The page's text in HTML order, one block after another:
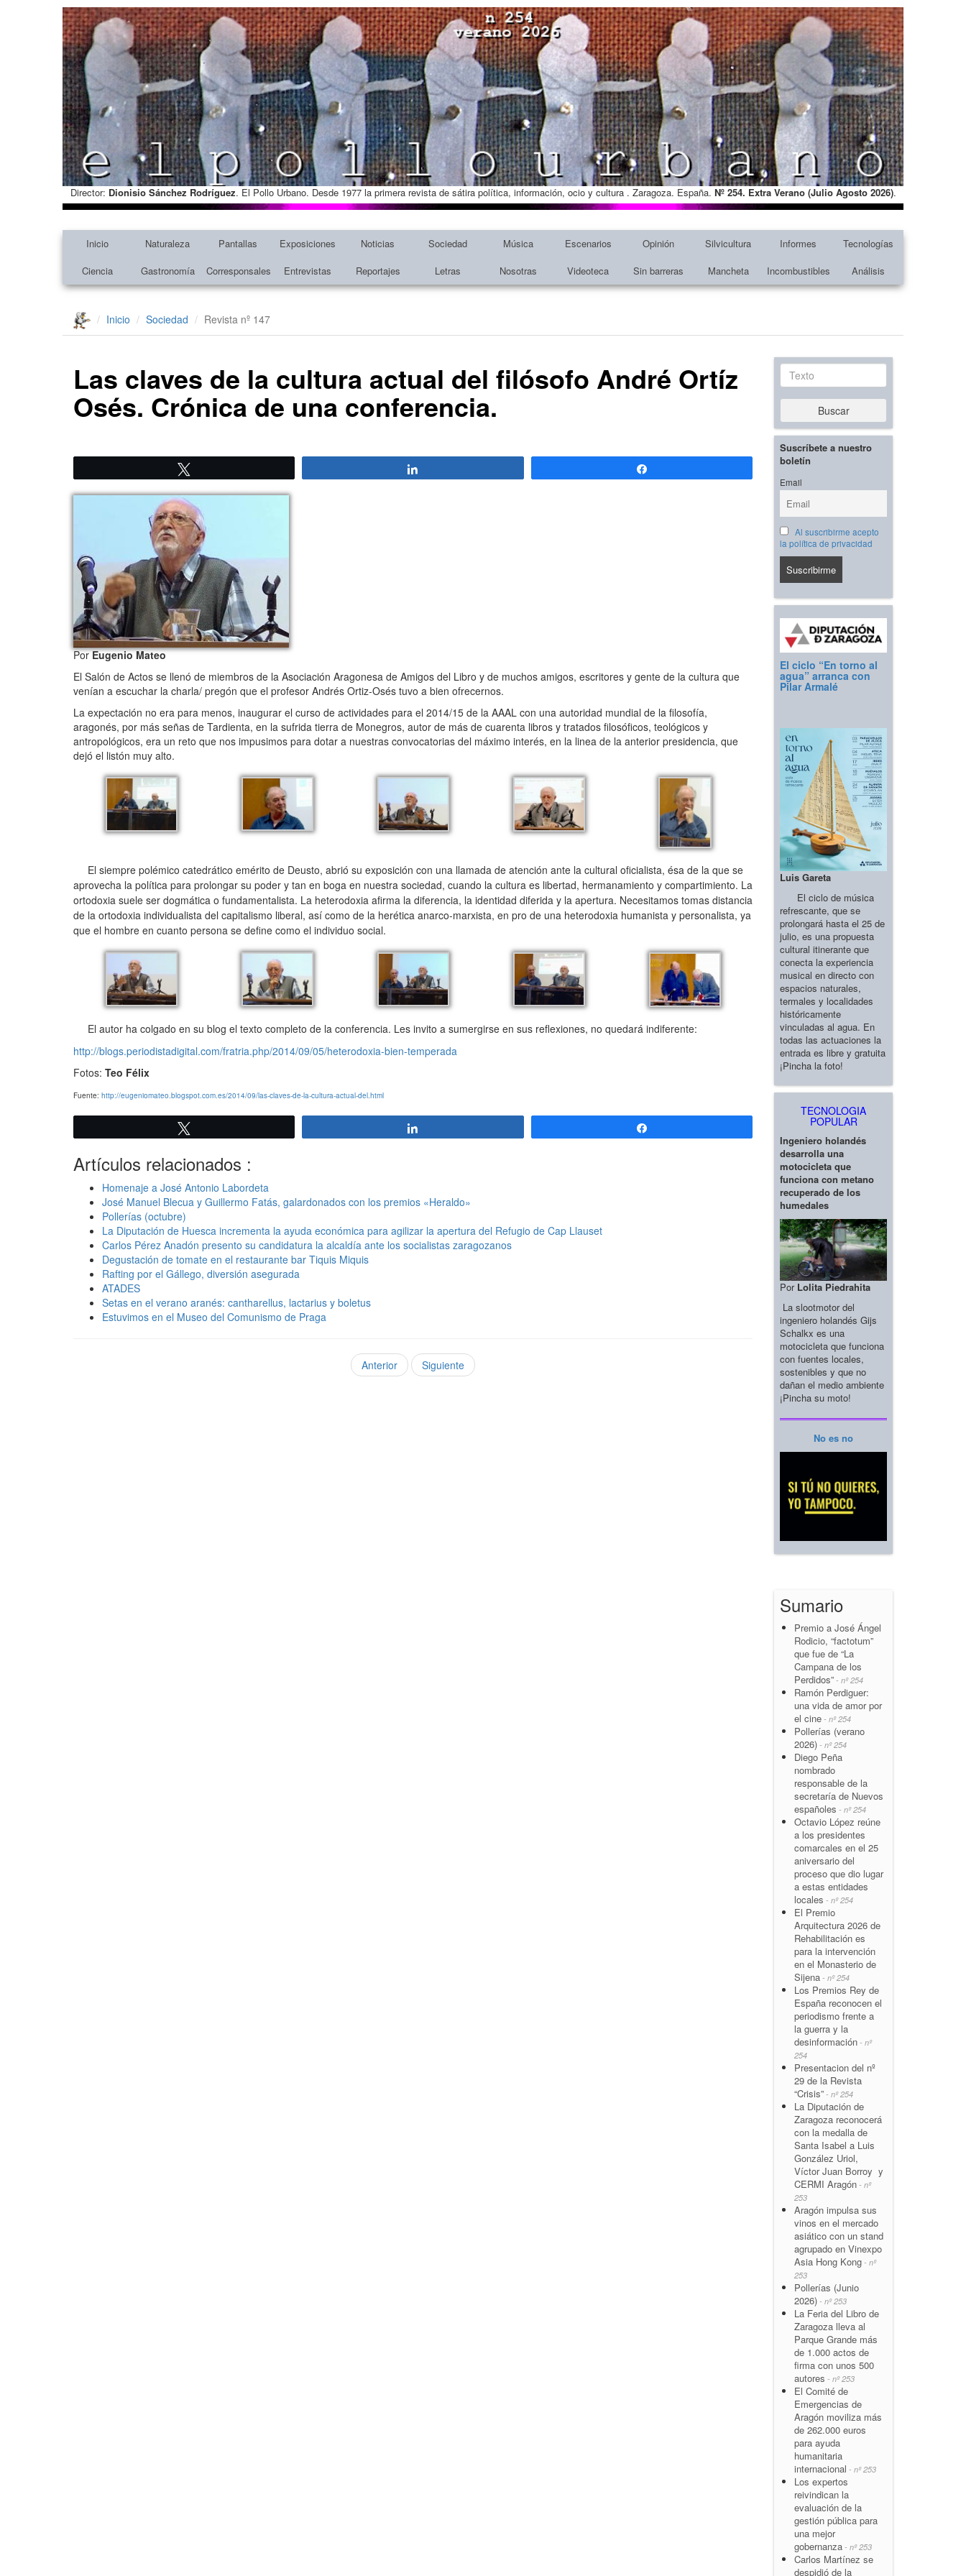
Director: Dionisio Sánchez Rodríguez. El Pollo Urbano. Desde 1977 la primera revista de sátira política, información, ocio y cultura . Zaragoza. España. Nº 254. Extra Verano (Julio Agosto 2026).
Inicio Naturaleza Pantallas Exposiciones Noticias Sociedad Música Escenarios Opinión Silvicultura Informes
Tecnologías
Ciencia
Gastronomía Corresponsales Entrevistas Reportajes Letras Nosotras Videoteca Sin barreras Mancheta Incombustibles Análisis
Inicio Sociedad Revista nº 147
Las claves de la cultura actual del filósofo André Ortíz
Osés. Crónica de una conferencia.
PorEugenio Mateo
El Salón de Actos se llenó de miembros de la Asociación Aragonesa de Amigos del Libro y de muchos amigos, escritores y gente de la cultura que
venían a escuchar la charla/ pregón que el profesor Andrés Ortiz-Osés tuvo a bien ofrecernos.
La expectación no era para menos, inaugurar el curso de actividades para el 2014/15 de la AAAL con una autoridad mundial de la filosofía,
aragonés, por más señas de Tardienta, en la sufrida tierra de Monegros, autor de más de cuarenta libros y tratados filosóficos, teológicos y
antropológicos, era un reto que nos impusimos para dotar a nuestras convocatorias del máximo interés, en la linea de la anterior presidencia, que
dejó el listón muy alto.
El siempre polémico catedrático emérito de Deusto, abrió su exposición con una llamada de atención ante la cultural oficialista, ésa de la que se
aprovecha la política para prolongar su poder y tan en boga en nuestra sociedad, cuando la cultura es libertad, hermanamiento y compartimiento. La
ortodoxia suele ser dogmática o fundamentalista. La heterodoxia afirma la diferencia, la identidad diferida y la apertura. Necesitamos tomas distancia
de la ortodoxia individualista del capitalismo liberal, así como de la herética anarco-marxista, en pro de una heterodoxia humanista y personalista, ya
que el hombre en cuanto persona se define como el individuo social.
El autor ha colgado en su blog el texto completo de la conferencia. Les invito a sumergirse en sus reflexiones, no quedará indiferente:
http://blogs.periodistadigital.com/fratria.php/2014/09/05/heterodoxia-bien-temperada
Fotos: Teo Félix
Fuente: http://eugeniomateo.blogspot.com.es/2014/09/las-claves-de-la-cultura-actual-del.html
Artículos relacionados :
Homenaje a José Antonio Labordeta
José Manuel Blecua y Guillermo Fatás, galardonados con los premios «Heraldo»
Pollerías (octubre)
La Diputación de Huesca incrementa la ayuda económica para agilizar la apertura del Refugio de Cap Llauset
Carlos Pérez Anadón presento su candidatura la alcaldía ante los socialistas zaragozanos
Degustación de tomate en el restaurante bar Tiquis Miquis
Rafting por el Gállego, diversión asegurada
ATADES
Setas en el verano aranés: cantharellus, lactarius y boletus
Estuvimos en el Museo del Comunismo de Praga
Anterior Siguiente
Texto
Buscar
Suscríbete a nuestro
boletín
Email
Al suscribirme acepto
la política de privacidad
El ciclo “En torno al
agua” arranca con
Pilar Armalé
Luis Gareta
El ciclo de música
refrescante, que se
prolongará hasta el 25 de
julio, es una propuesta
cultural itinerante que
conecta la experiencia
musical en directo con
espacios naturales,
termales y localidades
históricamente
vinculadas al agua. En
todas las actuaciones la
entrada es libre y gratuita
¡Pincha la foto!
TECNOLOGIA
POPULAR
Ingeniero holandés
desarrolla una
motocicleta que
funciona con metano
recuperado de los
humedales
Por Lolita Piedrahita
La slootmotor del
ingeniero holandés Gijs
Schalkx es una
motocicleta que funciona
con fuentes locales,
sostenibles y que no
dañan el medio ambiente
¡Pincha su moto!
No es no
Sumario
Premio a José Ángel
Rodicio, “factotum”
que fue de “La
Campana de los
Perdidos” - nº 254
Ramón Perdiguer:
una vida de amor por
el cine - nº 254
Pollerías (verano
2026) - nº 254
Diego Peña
nombrado
responsable de la
secretaría de Nuevos
españoles - nº 254
Octavio López reúne
a los presidentes
comarcales en el 25
aniversario del
proceso que dio lugar
a estas entidades
locales - nº 254
El Premio
Arquitectura 2026 de
Rehabilitación es
para la intervención
en el Monasterio de
Sijena - nº 254
Los Premios Rey de
España reconocen el
periodismo frente a
la guerra y la
desinformación - nº
254
Presentacion del nº
29 de la Revista
“Crisis” - nº 254
La Diputación de
Zaragoza reconocerá
con la medalla de
Santa Isabel a Luis
González Uriol,
Víctor Juan Borroy y
CERMI Aragón - nº
253
Aragón impulsa sus
vinos en el mercado
asiático con un stand
agrupado en Vinexpo
Asia Hong Kong - nº
253
Pollerías (Junio
2026) - nº 253
La Feria del Libro de
Zaragoza lleva al
Parque Grande más
de 1.000 actos de
firma con unos 500
autores - nº 253
El Comité de
Emergencias de
Aragón moviliza más
de 262.000 euros
para ayuda
humanitaria
internacional - nº 253
Los expertos
reivindican la
evaluación de la
gestión pública para
una mejor
gobernanza - nº 253
Carlos Martínez se
despidió de la